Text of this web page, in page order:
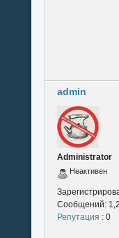
admin
Administrator
Неактивен
Сообщений:
Репутация : 0